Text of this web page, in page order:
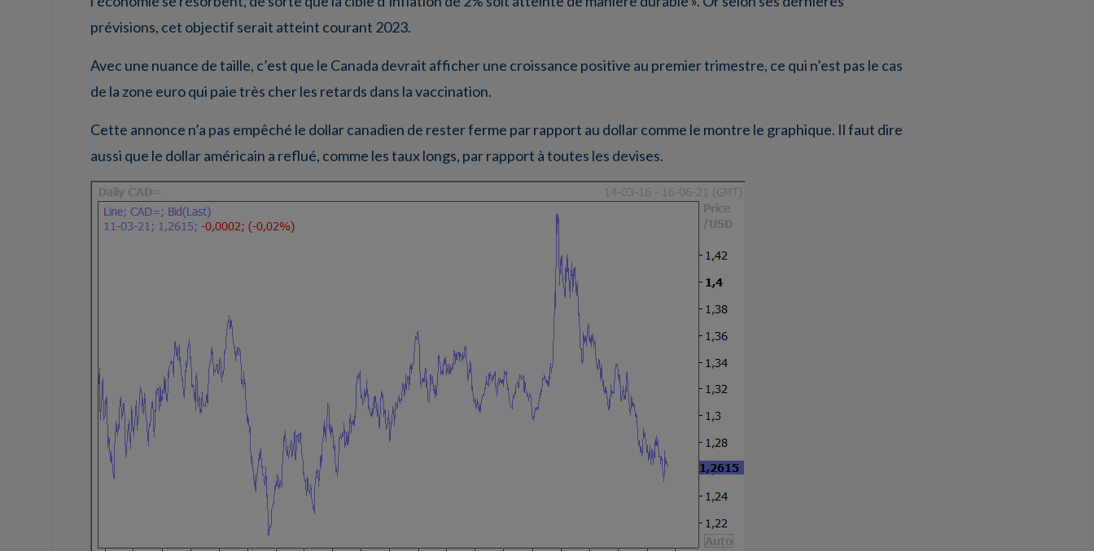
prévisions, cet objectif serait atteint courant 2023.
Avec une nuance de taille, c’est que le Canada devrait afficher une croissance positive au premier trimestre, ce qui n’est pas le cas
de la zone euro qui paie très cher les retards dans la vaccination.
Cette annonce n’a pas empêché le dollar canadien de rester ferme par rapport au dollar comme le montre le graphique. Il faut dire
aussi que le dollar américain a reflué, comme les taux longs, par rapport à toutes les devises.